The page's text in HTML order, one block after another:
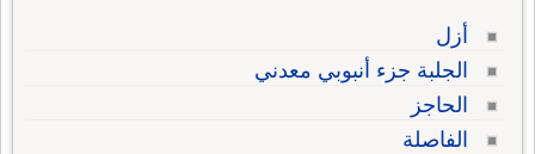
أزل
الجلبة جزء أنبوبي معدني
الحاجز
الفاصلة